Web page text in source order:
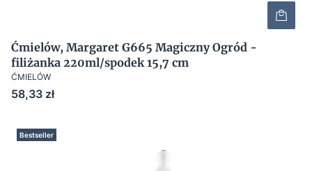
Ćmielów, Margaret G665 Magiczny Ogród -
filiżanka 220ml/spodek 15,7 cm
ĆMIELÓW
Cena
58,33 zł
Bestseller